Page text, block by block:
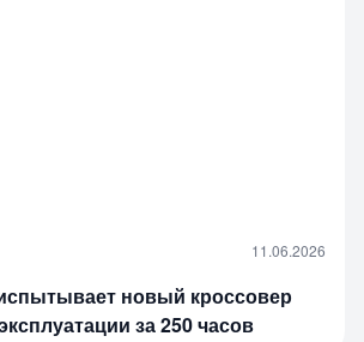
11.06.2026
новый кроссовер
за 250 часов